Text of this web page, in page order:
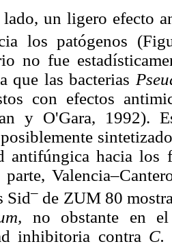
un ligero efecto
los patógenos
no fue
que las bacterias
con efectos
y O'Gara, 1992).
antifúngica hacia los
Sid– de ZUM 80
no obstante en
inhibitoria contra C.